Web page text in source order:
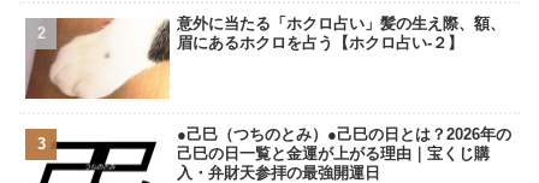
意外に当たる「ホクロ占い」髪の生え際、額、
眉にあるホクロを占う【ホクロ占い‐２】
●己巳（つちのとみ）●己巳の日とは？2026年の
己巳の日一覧と金運が上がる理由｜宝くじ購
入・弁財天参拝の最強開運日